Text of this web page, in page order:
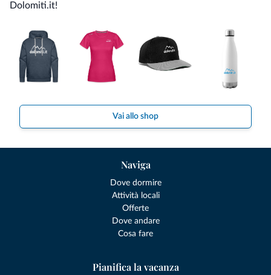
Dolomiti.it!
Vai allo shop
Naviga
Dove dormire
Attività locali
Offerte
Dove andare
Cosa fare
Pianifica la vacanza